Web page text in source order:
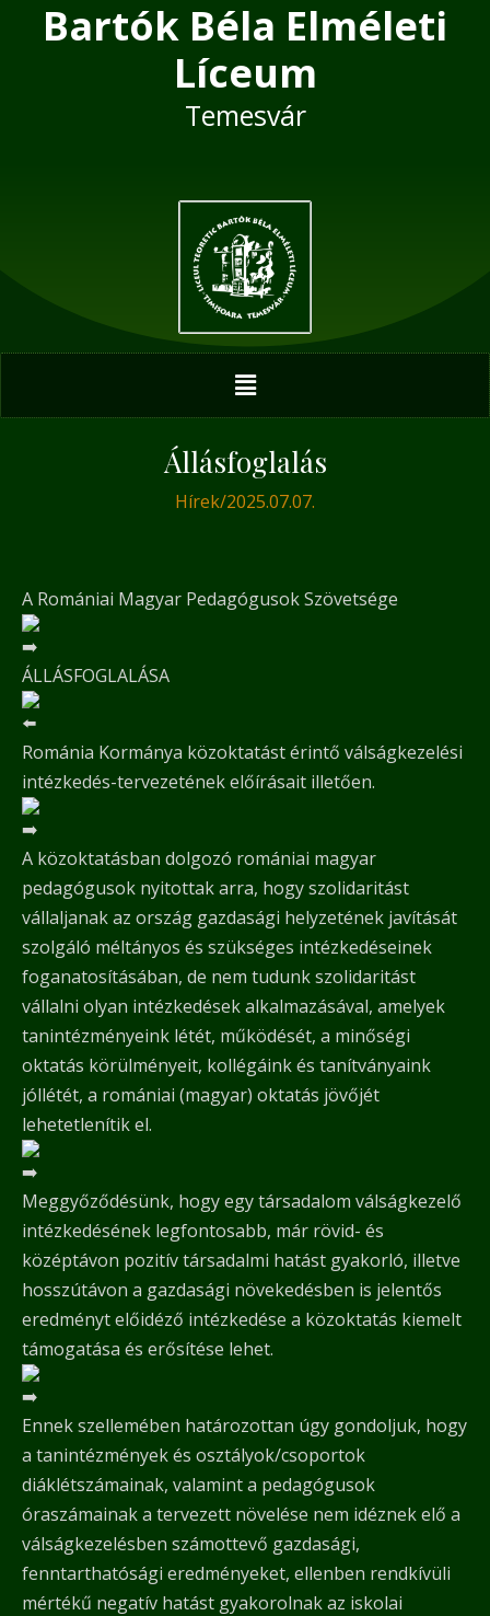
Bartók Béla Elméleti
Líceum
Temesvár
Menu
Állásfoglalás
Hírek/2025.07.07.
A Romániai Magyar Pedagógusok Szövetsége
ÁLLÁSFOGLALÁSA
Románia Kormánya közoktatást érintő válságkezelési
intézkedés-tervezetének előírásait illetően.
A közoktatásban dolgozó romániai magyar
pedagógusok nyitottak arra, hogy szolidaritást
vállaljanak az ország gazdasági helyzetének javítását
szolgáló méltányos és szükséges intézkedéseinek
foganatosításában, de nem tudunk szolidaritást
vállalni olyan intézkedések alkalmazásával, amelyek
tanintézményeink létét, működését, a minőségi
oktatás körülményeit, kollégáink és tanítványaink
jóllétét, a romániai (magyar) oktatás jövőjét
lehetetlenítik el.
Meggyőződésünk, hogy egy társadalom válságkezelő
intézkedésének legfontosabb, már rövid- és
középtávon pozitív társadalmi hatást gyakorló, illetve
hosszútávon a gazdasági növekedésben is jelentős
eredményt előidéző intézkedése a közoktatás kiemelt
támogatása és erősítése lehet.
Ennek szellemében határozottan úgy gondoljuk, hogy
a tanintézmények és osztályok/csoportok
diáklétszámainak, valamint a pedagógusok
óraszámainak a tervezett növelése nem idéznek elő a
válságkezelésben számottevő gazdasági,
fenntarthatósági eredményeket, ellenben rendkívüli
mértékű negatív hatást gyakorolnak az iskolai
Post
navigation